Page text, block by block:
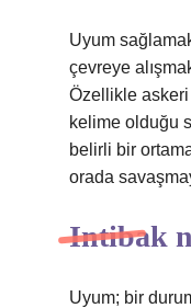
Uyum
çevreye
Özellikle
kelime olduğu
belirli bir
orada
Intibak
Uyum; bir